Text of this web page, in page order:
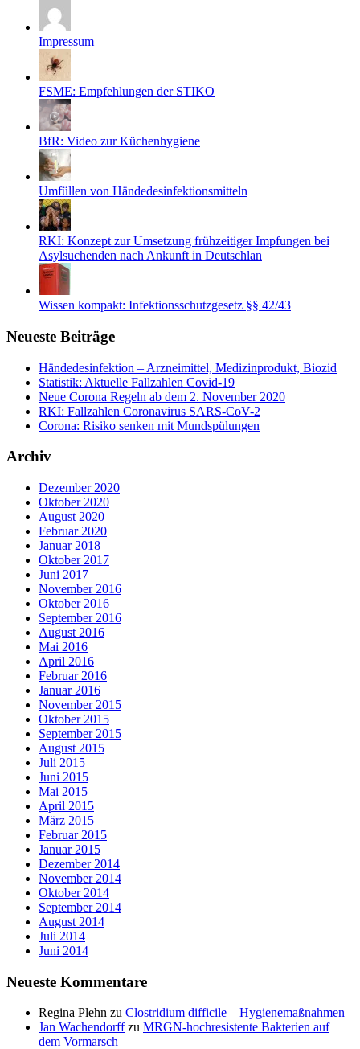
Impressum
FSME: Empfehlungen der STIKO
BfR: Video zur Küchenhygiene
Umfüllen von Händedesinfektionsmitteln
RKI: Konzept zur Umsetzung frühzeitiger Impfungen bei
Asylsuchenden nach Ankunft in Deutschlan
Wissen kompakt: Infektionsschutzgesetz §§ 42/43
Neueste Beiträge
Händedesinfektion – Arzneimittel, Medizinprodukt, Biozid
Statistik: Aktuelle Fallzahlen Covid-19
Neue Corona Regeln ab dem 2. November 2020
RKI: Fallzahlen Coronavirus SARS-CoV-2
Corona: Risiko senken mit Mundspülungen
Archiv
Dezember 2020
Oktober 2020
August 2020
Februar 2020
Januar 2018
Oktober 2017
Juni 2017
November 2016
Oktober 2016
September 2016
August 2016
Mai 2016
April 2016
Februar 2016
Januar 2016
November 2015
Oktober 2015
September 2015
August 2015
Juli 2015
Juni 2015
Mai 2015
April 2015
März 2015
Februar 2015
Januar 2015
Dezember 2014
November 2014
Oktober 2014
September 2014
August 2014
Juli 2014
Juni 2014
Neueste Kommentare
Regina Plehn zu Clostridium difficile – Hygienemaßnahmen
Jan Wachendorffzu MRGN-hochresistente Bakterien auf
dem Vormarsch